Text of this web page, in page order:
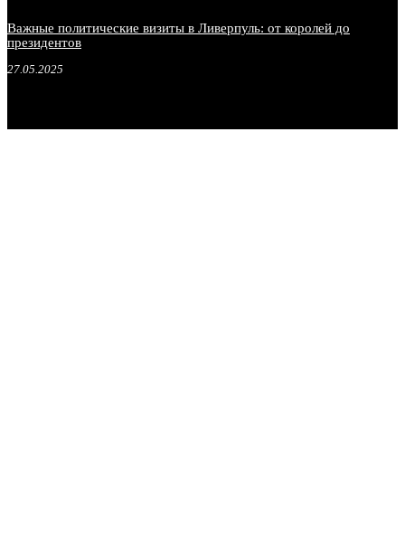
Важные политические визиты в Ливерпуль: от королей до
президентов
27.05.2025